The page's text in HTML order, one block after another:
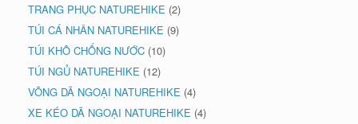
TRANG PHỤC NATUREHIKE (2)
TÚI CÁ NHÂN NATUREHIKE (9)
TÚI KHÔ CHỐNG NƯỚC (10)
TÚI NGỦ NATUREHIKE (12)
VÕNG DÃ NGOẠI NATUREHIKE (4)
XE KÉO DÃ NGOẠI NATUREHIKE (4)